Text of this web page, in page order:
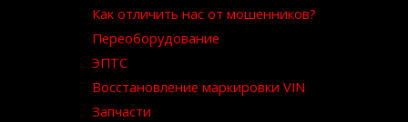
Как отличить нас от мошенников?
Переоборудование
ЭПТС
Восстановление маркировки VIN
Запчасти